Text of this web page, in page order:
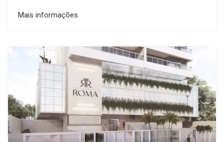
Mais informações